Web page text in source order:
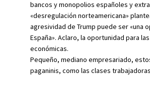
bancos y monopolios españoles y
«desregulación norteamericana»
agresividad de Trump puede ser «una
España». Aclaro, la oportunidad para
económicas.
Pequeño, mediano empresariado,
paganinis, como las clases